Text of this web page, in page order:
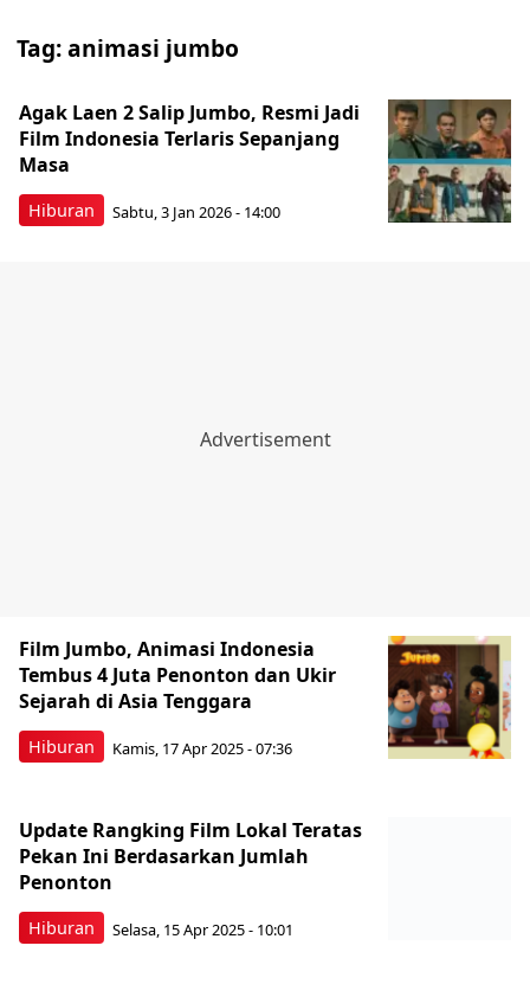
Tag:animasi jumbo
Hiburan
Agak Laen 2 Salip Jumbo, Resmi Jadi
Film Indonesia Terlaris Sepanjang
Masa
Sabtu, 3 Jan 2026 - 14:00
Hiburan
Film Jumbo, Animasi Indonesia
Tembus 4 Juta Penonton dan Ukir
Sejarah di Asia Tenggara
Kamis, 17 Apr 2025 - 07:36
Hiburan
Update Rangking Film Lokal Teratas
Pekan Ini Berdasarkan Jumlah
Penonton
Selasa, 15 Apr 2025 - 10:01